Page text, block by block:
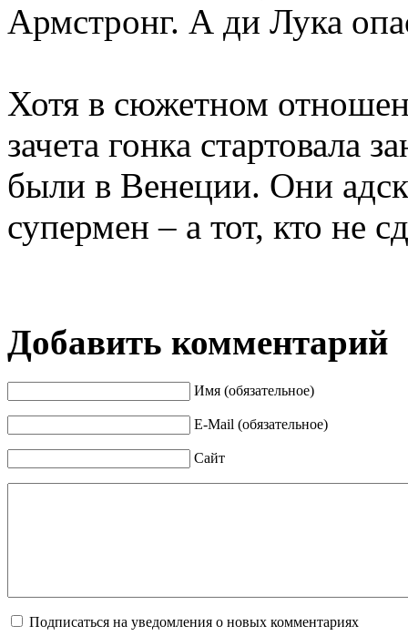
Армстронг. А ди Лука
Хотя в сюжетном
зачета гонка стартовала
были в Венеции. Они
супермен – а тот, кто не
Добавить комментарий
Имя (обязательное)
E-Mail (обязательное)
Сайт
Подписаться на уведомления о новых комментариях